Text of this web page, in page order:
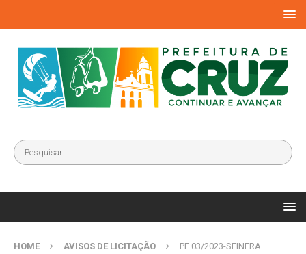
HOME AVISOS DE LICITAÇÃO
PE 03/2023-SEINFRA –